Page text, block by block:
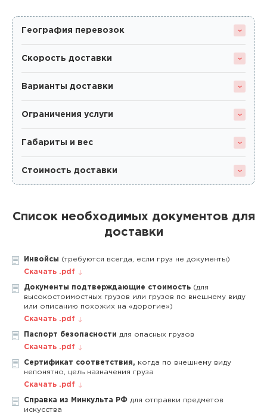
География перевозок
Скорость доставки
Варианты доставки
Ограничения услуги
Габариты и вес
Стоимость доставки
Список необходимых документов для
доставки
Инвойсы (требуются всегда, если груз не документы)
Скачать .pdf
Документы подтверждающие стоимость (для
высокостоимостных грузов или грузов по внешнему виду
или описанию похожих на «дорогие»)
Скачать .pdf
Паспорт безопасности для опасных грузов
Скачать .pdf
Сертификат соответствия, когда по внешнему виду
непонятно, цель назначения груза
Скачать .pdf
Справка из Минкульта РФ для отправки предметов
искусства